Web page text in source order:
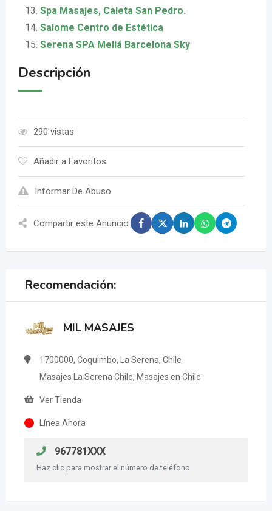
Spa Masajes, Caleta San Pedro.
Salome Centro de Estética
Serena SPA Meliá Barcelona Sky
Descripción
290 vistas
Añadir a Favoritos
Informar De Abuso
Compartir este Anuncio:
Recomendación:
MIL MASAJES
1700000, Coquimbo, La Serena, Chile
Masajes La Serena Chile, Masajes en Chile
Ver Tienda
Línea Ahora
967781XXX
Haz clic para mostrar el número de teléfono